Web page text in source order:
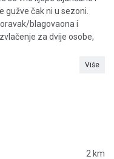
čak ni u sezoni.
blagovaona i
za dvije osobe,
Više
2 km